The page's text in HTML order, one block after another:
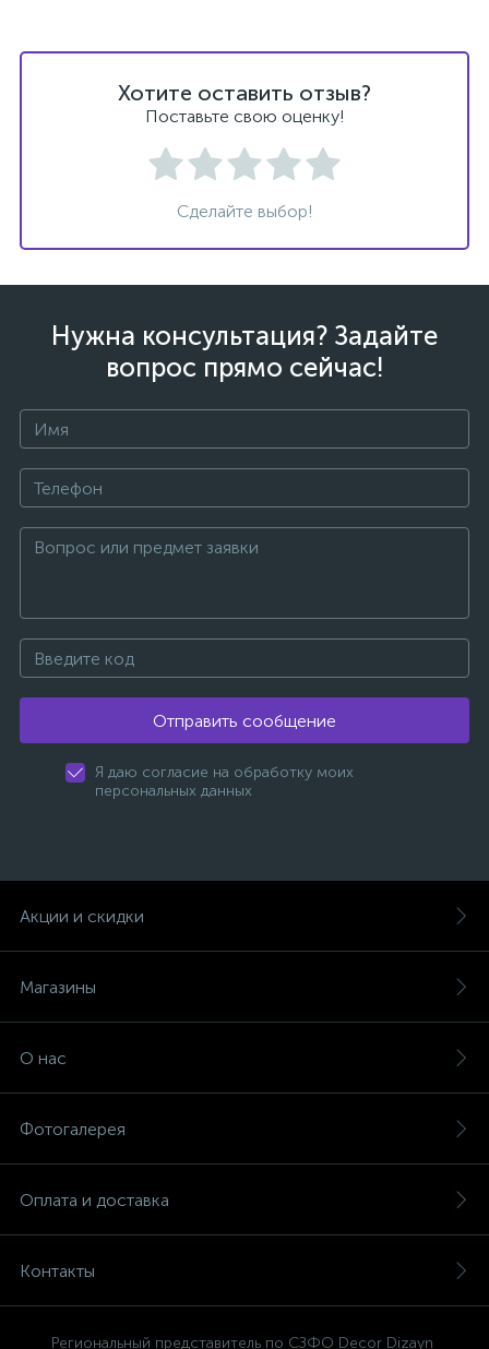
Хотите оставить отзыв?
Поставьте свою оценку!
Сделайте выбор!
Нужна консультация? Задайте
вопрос прямо сейчас!
Отправить сообщение
Я даю согласие на обработку моих
персональных данных
Акции и скидки
Магазины
О нас
Фотогалерея
Оплата и доставка
Контакты
Региональный представитель по СЗФО Decor Dizayn